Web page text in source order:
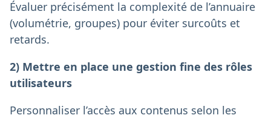
Évaluer précisément la complexité de l’annuaire
(volumétrie, groupes) pour éviter surcoûts et
retards.
2) Mettre en place une gestion fine des rôles
utilisateurs
Personnaliser l’accès aux contenus selon les